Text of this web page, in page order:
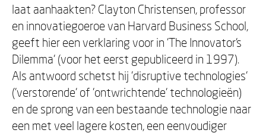
laat aanhaakten? Clayton Christensen, professor
en innovatiegoeroe van Harvard Business School,
geeft hier een verklaring voor in 'The Innovator's
Dilemma' (voor het eerst gepubliceerd in 1997).
Als antwoord schetst hij 'disruptive technologies'
('verstorende' of 'ontwrichtende' technologieën)
en de sprong van een bestaande technologie naar
een met veel lagere kosten, een eenvoudiger